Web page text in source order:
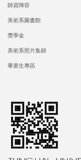
師資陣容
美術系圖書館
獎學金
美術系照片集錦
畢業生專區